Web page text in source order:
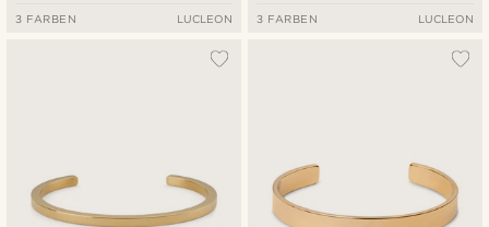
3 FARBEN LUCLEON 3 FARBEN LUCLEON